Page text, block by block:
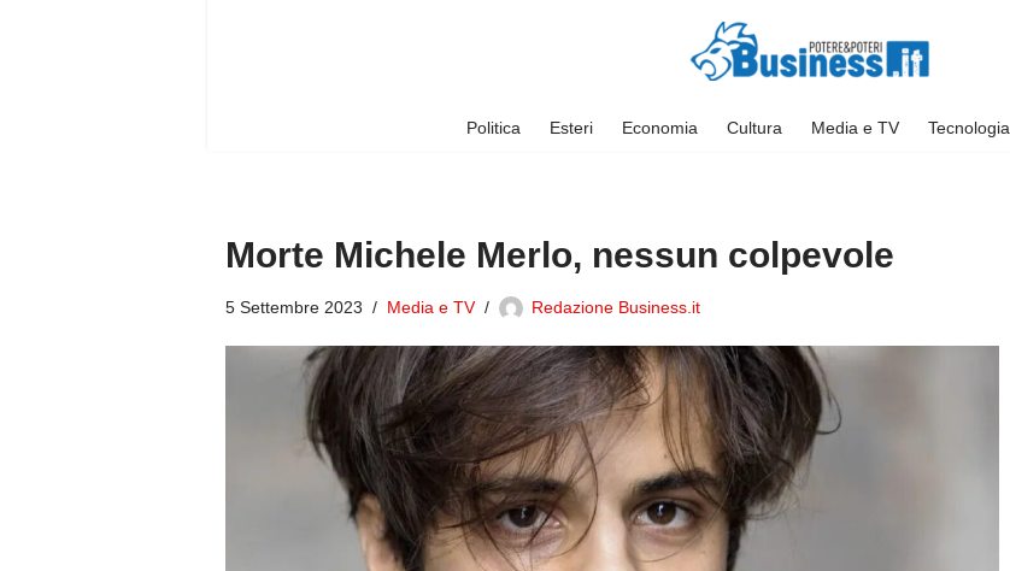
Politica Esteri Economia Cultura Media e TV Tecnologia
Morte Michele Merlo, nessun colpevole
5 Settembre 2023 Media e TV Redazione Business.it